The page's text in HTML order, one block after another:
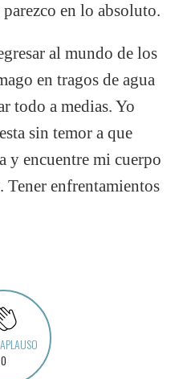
en lo absoluto.
al mundo de los
en tragos de agua
todo a medias. Yo
sin temor a que
y encuentre mi cuerpo
Tener enfrentamientos
0